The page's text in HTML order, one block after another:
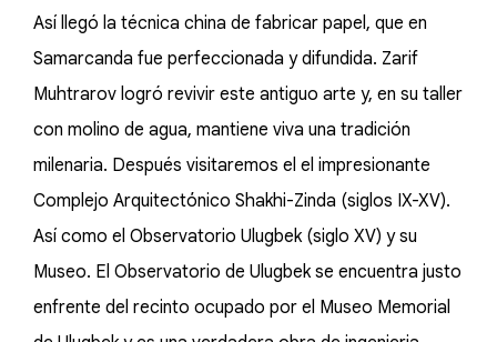
Así llegó la técnica china de fabricar papel, que en
Samarcanda fue perfeccionada y difundida. Zarif
Muhtrarov logró revivir este antiguo arte y, en su taller
con molino de agua, mantiene viva una tradición
milenaria. Después visitaremos el el impresionante
Complejo Arquitectόnico Shakhi-Zinda (siglos IX-XV).
Así como el Observatorio Ulugbek (siglo XV) y su
Museo. El Observatorio de Ulugbek se encuentra justo
enfrente del recinto ocupado por el Museo Memorial